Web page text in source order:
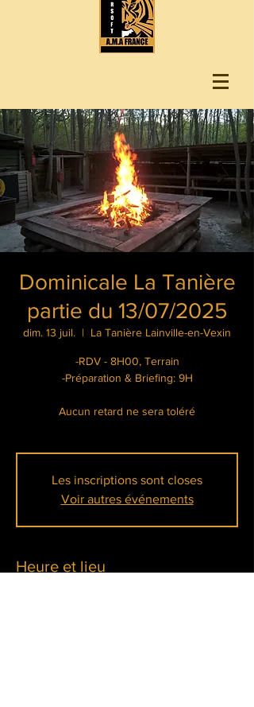
Dominicale La Tanière
partie du 13/07/2025
dim. 13 juil.
  |
La Tanière Lainville-en-Vexin
-RDV - 8H00, Terrain
-Préparation & Briefing: 9H
Aucun retard ne sera toléré
Les inscriptions sont closes
Voir autres événements
Heure et lieu